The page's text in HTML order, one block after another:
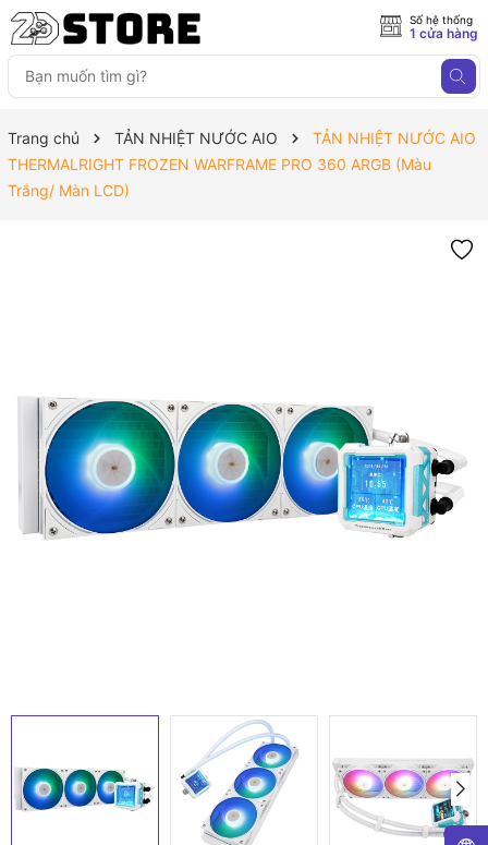
Số hệ thống
1 cửa hàng
Trang chủ TẢN NHIỆT NƯỚC AIO
TẢN NHIỆT NƯỚC AIO
THERMALRIGHT FROZEN WARFRAME PRO 360 ARGB (Màu
Trắng/ Màn LCD)